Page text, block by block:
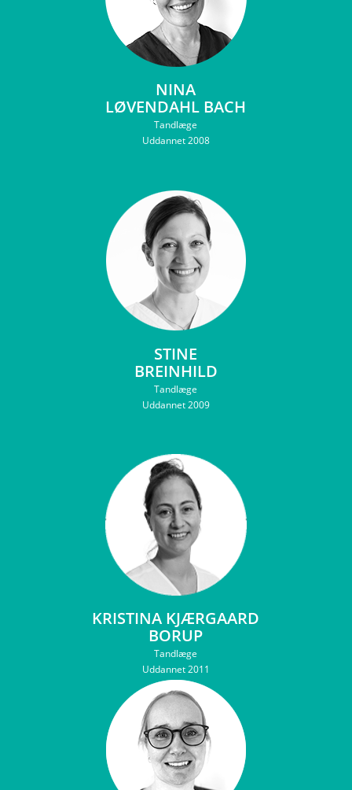
NINA
LØVENDAHL BACH
Tandlæge
Uddannet 2008
STINE
BREINHILD
Tandlæge
Uddannet 2009
KRISTINA KJÆRGAARD
BORUP
Tandlæge
Uddannet 2011